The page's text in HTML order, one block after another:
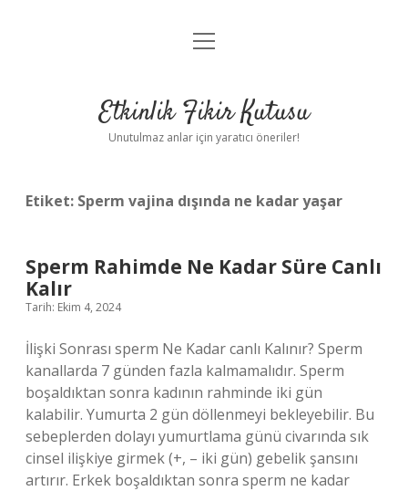
Anasayfa
Yasal Uyarı
menüyü
Etkinlik Fikir Kutusu
Unutulmaz anlar için yaratıcı öneriler!
Etiket: Sperm vajina dışında ne kadar yaşar
Sperm Rahimde Ne Kadar Süre Canlı
Kalır
Tarih: Ekim 4, 2024
İlişki Sonrası sperm Ne Kadar canlı Kalınır? Sperm
kanallarda 7 günden fazla kalmamalıdır. Sperm
boşaldıktan sonra kadının rahminde iki gün
kalabilir. Yumurta 2 gün döllenmeyi bekleyebilir. Bu
sebeplerden dolayı yumurtlama günü civarında sık
cinsel ilişkiye girmek (+, – iki gün) gebelik şansını
artırır. Erkek boşaldıktan sonra sperm ne kadar